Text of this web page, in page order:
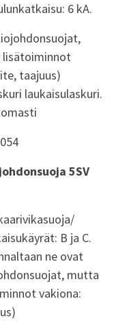
6 kA.
lisätoiminnot
taajuus)
laukaisulaskuri.
5SV
B ja C.
ne ovat
mutta
vakiona: